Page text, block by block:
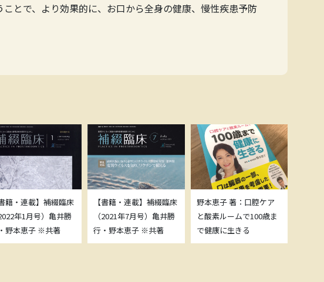
とで、より効果的に、お口から全身の健康、慢性疾患予防
書籍・連載】補綴臨床
2022年1月号）亀井勝
野本恵子 ※共著
【書籍・連載】補綴臨床
（2021年7月号）亀井勝
行・野本恵子 ※共著
野本恵子 著：口腔ケア
と酸素ルームで100歳ま
で健康に生きる